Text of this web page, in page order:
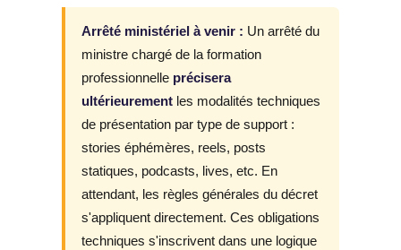
Arrêté ministériel à venir : Un arrêté du
ministre chargé de la formation
professionnelle précisera
ultérieurementles modalités techniques
de présentation par type de support :
stories éphémères, reels, posts
statiques, podcasts, lives, etc. En
attendant, les règles générales du décret
s'appliquent directement. Ces obligations
techniques s'inscrivent dans une logique